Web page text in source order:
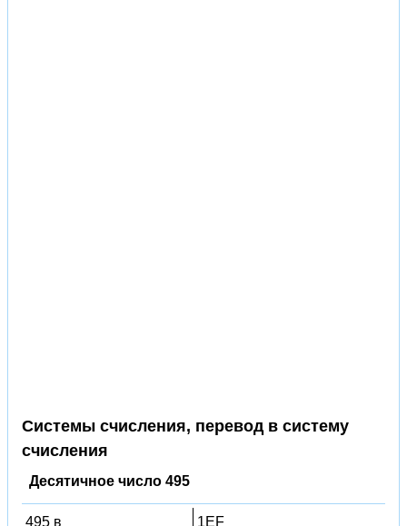
Системы счисления, перевод в систему
счисления
Десятичное число 495
495 в
1EF